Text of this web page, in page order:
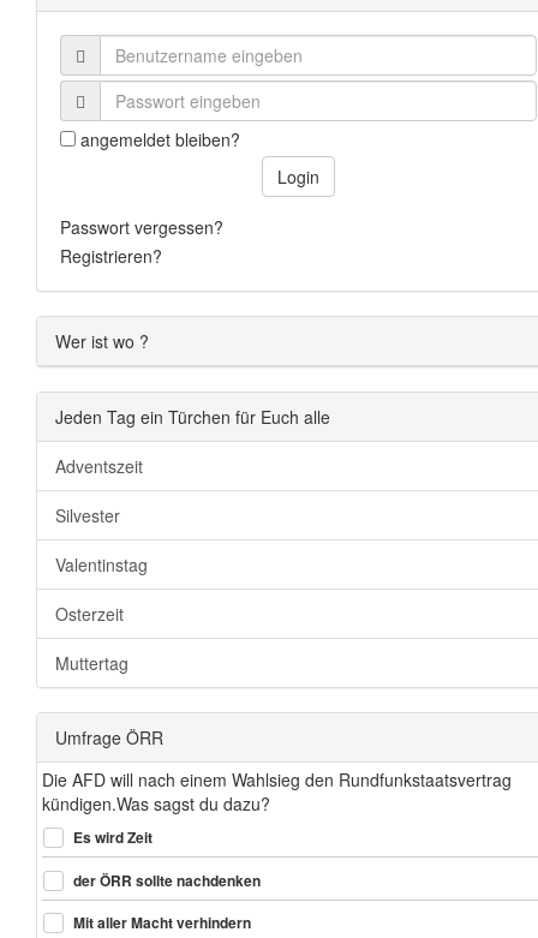
angemeldet bleiben?
Login
Passwort vergessen?
Registrieren?
Wer ist wo ?
Jeden Tag ein Türchen für Euch alle
Adventszeit
Silvester
Valentinstag
Osterzeit
Muttertag
Umfrage ÖRR
Die AFD will nach einem Wahlsieg den Rundfunkstaatsvertrag
kündigen.Was sagst du dazu?
Es wird Zeit
der ÖRR sollte nachdenken
Mit aller Macht verhindern